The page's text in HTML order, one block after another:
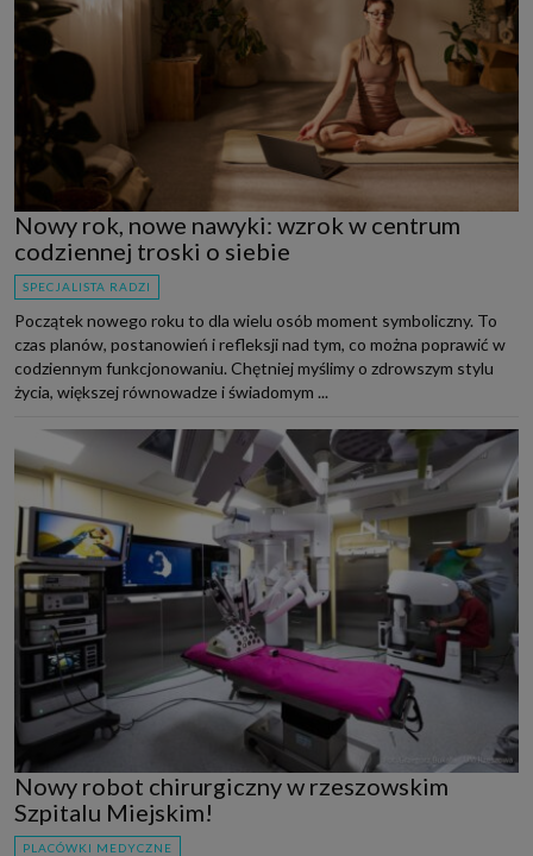
Nowy rok, nowe nawyki: wzrok w centrum
codziennej troski o siebie
SPECJALISTA RADZI
Początek nowego roku to dla wielu osób moment symboliczny. To
czas planów, postanowień i refleksji nad tym, co można poprawić w
codziennym funkcjonowaniu. Chętniej myślimy o zdrowszym stylu
życia, większej równowadze i świadomym ...
Nowy robot chirurgiczny w rzeszowskim
Szpitalu Miejskim!
PLACÓWKI MEDYCZNE